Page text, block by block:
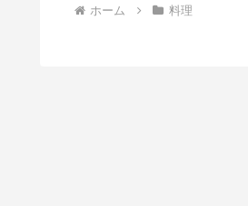
ホーム 料理